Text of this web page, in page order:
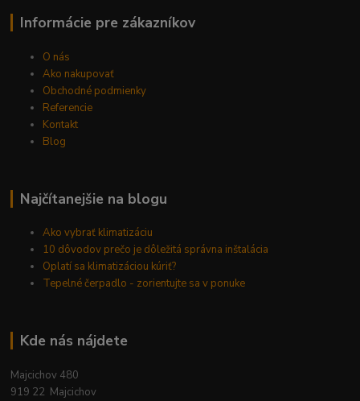
Informácie pre zákazníkov
O nás
Ako nakupovať
Obchodné podmienky
Referencie
Kontakt
Blog
Najčítanejšie na blogu
Ako vybrať klimatizáciu
10 dôvodov prečo je dôležitá správna inštalácia
Oplatí sa klimatizáciou kúriť?
Tepelné čerpadlo - zorientujte sa v ponuke
Kde nás nájdete
Majcichov 480
919 22 Majcichov